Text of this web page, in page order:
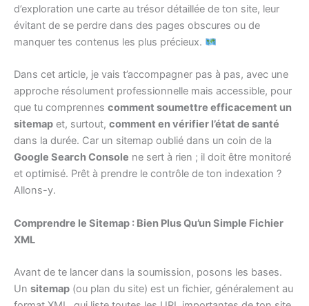
d’exploration une carte au trésor détaillée de ton site, leur
évitant de se perdre dans des pages obscures ou de
manquer tes contenus les plus précieux.
Dans cet article, je vais t’accompagner pas à pas, avec une
approche résolument professionnelle mais accessible, pour
que tu comprennes comment soumettre efficacement un
sitemap et, surtout, comment en vérifier l’état de santé
dans la durée. Car un sitemap oublié dans un coin de la
Google Search Console ne sert à rien ; il doit être monitoré
et optimisé. Prêt à prendre le contrôle de ton indexation ?
Allons-y.
Comprendre le Sitemap : Bien Plus Qu’un Simple Fichier
XML
Avant de te lancer dans la soumission, posons les bases.
Un sitemap (ou plan du site) est un fichier, généralement au